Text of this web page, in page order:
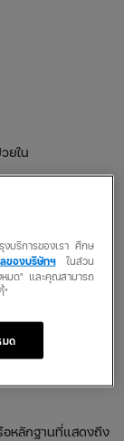
ยใน
หลักฐานแสดง
นผู้ทุพพลภาพ
อหลักฐานที่แสดงถึง
บริการของเรา ศึกษ
ของบริษัทฯในส่วน
หมด" และคุณสามารถ
"
ด